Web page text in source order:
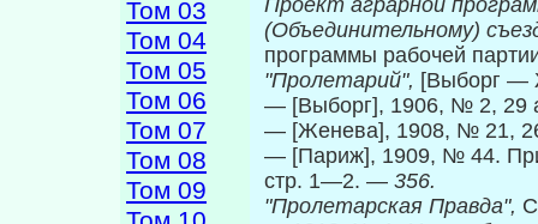
Том 03
Том 04
Том 05
Том 06
Том 07
Том 08
Том 09
Проект аграрной
(Объединительному)
программы рабочей
"Пролетарий", [Выборг
— [Выборг], 1906, № 2, 29
— [Женева], 1908, № 21,
— [Париж], 1909, № 44.
стр. 1—2. — 356.
"Пролетарская Правда",